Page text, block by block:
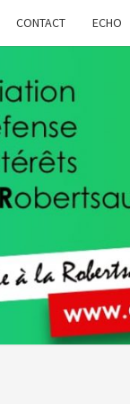
CONTACT ECHO
Vie À
La